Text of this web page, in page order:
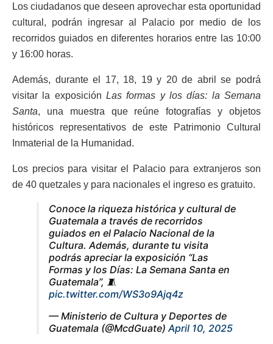
Los ciudadanos que deseen aprovechar esta oportunidad
cultural, podrán ingresar al Palacio por medio de los
recorridos guiados en diferentes horarios entre las 10:00
y 16:00 horas.
Además, durante el 17, 18, 19 y 20 de abril se podrá
visitar la exposición Las formas y los días: la Semana
Santa, una muestra que reúne fotografías y objetos
históricos representativos de este Patrimonio Cultural
Inmaterial de la Humanidad.
Los precios para visitar el Palacio para extranjeros son
de 40 quetzales y para nacionales el ingreso es gratuito.
Conoce la riqueza histórica y cultural de
Guatemala a través de recorridos
guiados en el Palacio Nacional de la
Cultura. Además, durante tu visita
podrás apreciar la exposición “Las
Formas y los Días: La Semana Santa en
Guatemala”, 🧵
pic.twitter.com/WS3o9Ajq4z
— Ministerio de Cultura y Deportes de
Guatemala (@McdGuate) April 10, 2025